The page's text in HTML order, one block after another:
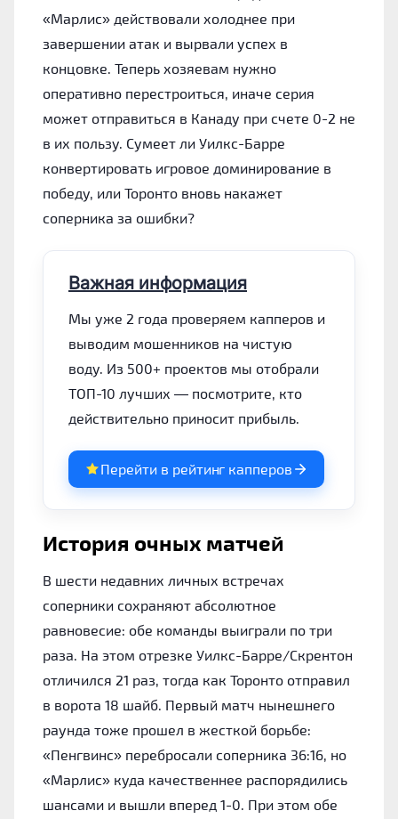
«Марлис» действовали холоднее при
завершении атак и вырвали успех в
концовке. Теперь хозяевам нужно
оперативно перестроиться, иначе серия
может отправиться в Канаду при счете 0-2 не
в их пользу. Сумеет ли Уилкс-Барре
конвертировать игровое доминирование в
победу, или Торонто вновь накажет
соперника за ошибки?
Важная информация
Мы уже 2 года проверяем капперов и
выводим мошенников на чистую
воду. Из 500+ проектов мы отобрали
ТОП-10 лучших — посмотрите, кто
действительно приносит прибыль.
Перейти в рейтинг капперов
История очных матчей
В шести недавних личных встречах
соперники сохраняют абсолютное
равновесие: обе команды выиграли по три
раза. На этом отрезке Уилкс-Барре/Скрентон
отличился 21 раз, тогда как Торонто отправил
в ворота 18 шайб. Первый матч нынешнего
раунда тоже прошел в жесткой борьбе:
«Пенгвинс» перебросали соперника 36:16, но
«Марлис» куда качественнее распорядились
шансами и вышли вперед 1-0. При этом обе